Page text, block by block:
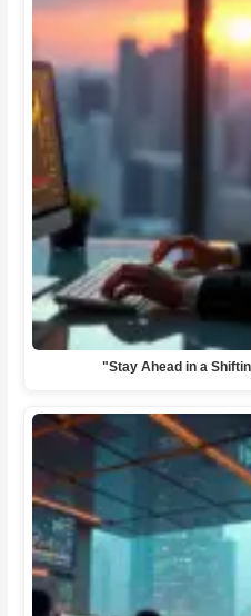
"Stay Ahead in a